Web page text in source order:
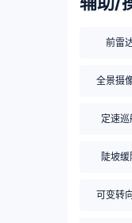
前雷
全景摄
定速巡
陡坡缓
可变转